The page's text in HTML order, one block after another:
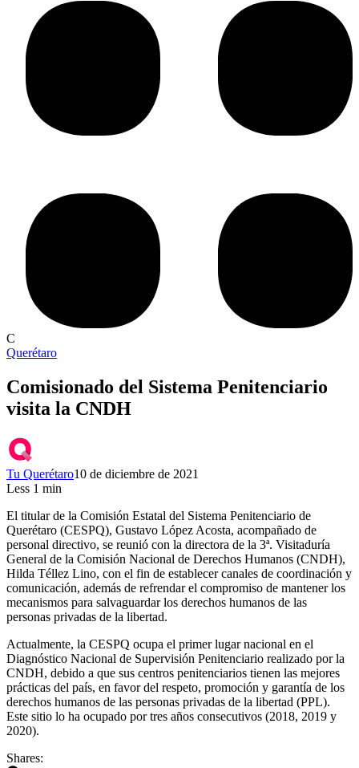
C
Querétaro
Comisionado del Sistema Penitenciario
visita la CNDH
Tu Querétaro10 de diciembre de 2021
Less 1 min
El titular de la Comisión Estatal del Sistema Penitenciario de
Querétaro (CESPQ), Gustavo López Acosta, acompañado de
personal directivo, se reunió con la directora de la 3ª. Visitaduría
General de la Comisión Nacional de Derechos Humanos (CNDH),
Hilda Téllez Lino, con el fin de establecer canales de coordinación y
comunicación, además de refrendar el compromiso de mantener los
mecanismos para salvaguardar los derechos humanos de las
personas privadas de la libertad.
Actualmente, la CESPQ ocupa el primer lugar nacional en el
Diagnóstico Nacional de Supervisión Penitenciario realizado por la
CNDH, debido a que sus centros penitenciarios tienen las mejores
prácticas del país, en favor del respeto, promoción y garantía de los
derechos humanos de las personas privadas de la libertad (PPL).
Este sitio lo ha ocupado por tres años consecutivos (2018, 2019 y
2020).
Shares: